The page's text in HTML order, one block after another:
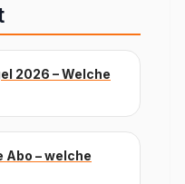
2026 – Welche
Abo – welche